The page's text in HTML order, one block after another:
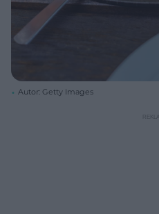
Autor: Getty Images